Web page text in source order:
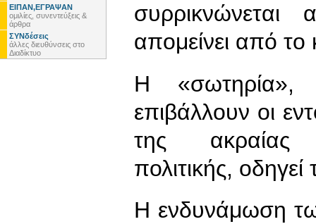
ΕΙΠΑΝ,ΕΓΡΑΨΑΝ
ομιλίες, συνεντεύξεις &
άρθρα
ΣΥΝδέσεις
άλλες διευθύνσεις στο
Διαδίκτυο
συρρικνώνεται
απομείνει από το
Η «σωτηρία»,
επιβάλλουν οι
της ακραίας
πολιτικής,
Η ενδυνάμωση